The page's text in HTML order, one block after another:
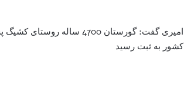
امیری گفت: گورستان
کشور به ثبت رسید